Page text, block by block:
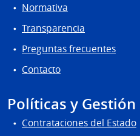
Normativa
Transparencia
Preguntas frecuentes
Contacto
Políticas y Gestión
Contrataciones del Estado